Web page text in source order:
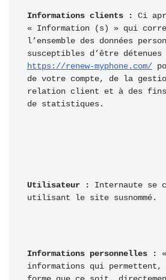
Informations clients :
Ci
« Information (s) » qui
l’ensemble des données
https://renew-myphone.com/
de votre compte, de la
relation client et à des fins
de statistiques.
Utilisateur :
Internaute se
utilisant le site susnommé.
Informations personnelles :
informations qui permettent,